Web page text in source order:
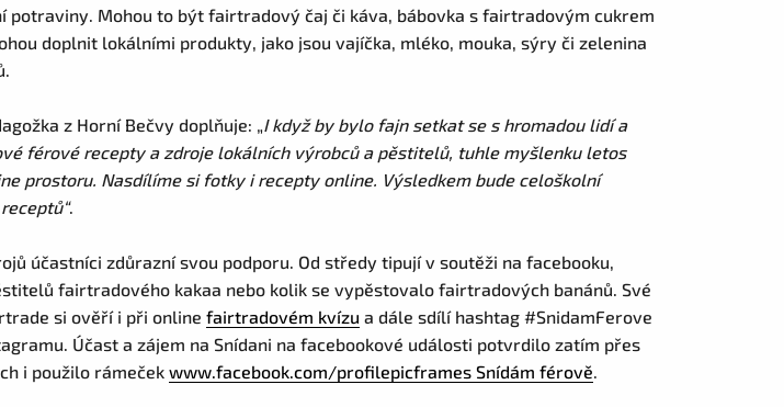
potraviny. Mohou to být fairtradový čaj či káva, bábovka s fairtradovým cukrem
doplnit lokálními produkty, jako jsou vajíčka, mléko, mouka, sýry či zelenina
z Horní Bečvy doplňuje: „I když by bylo fajn setkat se s hromadou lidí a
férové recepty a zdroje lokálních výrobců a pěstitelů, tuhle myšlenku letos
prostoru. Nasdílíme si fotky i recepty online. Výsledkem bude celoškolní
.
účastníci zdůrazní svou podporu. Od středy tipují v soutěži na facebooku,
fairtradového kakaa nebo kolik se vypěstovalo fairtradových banánů. Své
si ověří i při onlinefairtradovém kvízu a dále sdílí hashtag #SnidamFerove
Účast a zájem na Snídani na facebookové události potvrdilo zatím přes
i použilo rámečekwww.facebook.com/profilepicframes Snídám férově.